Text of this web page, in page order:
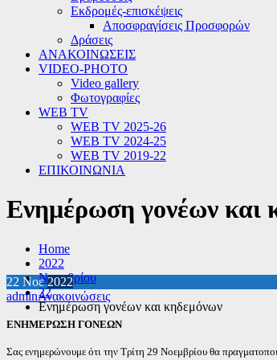
Εκδρομές-επισκέψεις
Αποσφραγίσεις Προσφορών
Δράσεις
ΑΝΑΚΟΙΝΩΣΕΙΣ
VIDEO-PHOTO
Video gallery
Φωτογραφίες
WEB TV
WEB TV 2025-26
WEB TV 2024-25
WEB TV 2019-22
ΕΠΙΚΟΙΝΩΝΙΑ
Ενημέρωση γονέων και
Home
2022
Νοεμβρίου
22
Ενημέρωση γονέων και κηδεμόνων
22 Νοε2022
adminΑνακοινώσεις
ΕΝΗΜΕΡΩΣΗ ΓΟΝΕΩΝ
Σας ενημερώνουμε ότι την Τρίτη 29 Νοεμβρίου θα